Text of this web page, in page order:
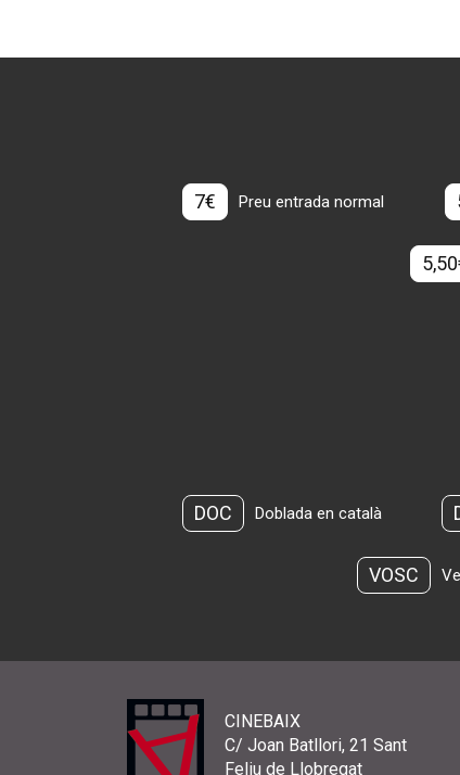
7€ Preu entrada normal
DOC Doblada en català
VOSC
CINEBAIX
C/ Joan Batllori, 21 Sant
Feliu de Llobregat